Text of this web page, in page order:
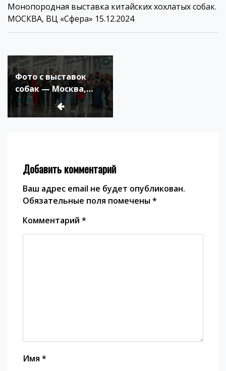
Монопородная выставка китайских хохлатых собак.
МОСКВА, ВЦ «Сфера» 15.12.2024
Навигация
по
записям
Фото с выставок
собак — Москва,
Подмосковье осень-
зима 2024
Добавить комментарий
Ваш адрес email не будет опубликован.
Обязательные поля помечены *
Комментарий *
Имя *